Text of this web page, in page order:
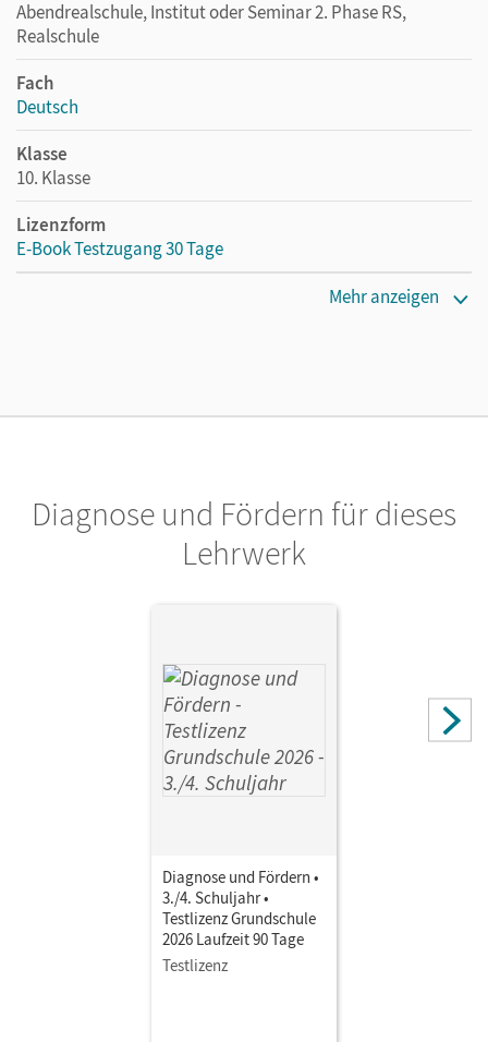
Abendrealschule, Institut oder Seminar 2. Phase RS,
Realschule
Fach
Deutsch
Klasse
10. Klasse
Lizenzform
E-Book Testzugang 30 Tage
Herausgeber/-in
Becker-Binder, Christa; Weißenburger, Christian
Trog, Ina; Glas, Andreas; Fogt, Dorothea; Collini, Carmen;
Mehr anzeigen
Diagnose und Fördern für dieses
Lehrwerk
Diagnose und Fördern •
3./4. Schuljahr •
Testlizenz Grundschule
2026 Laufzeit 90 Tage
Testlizenz